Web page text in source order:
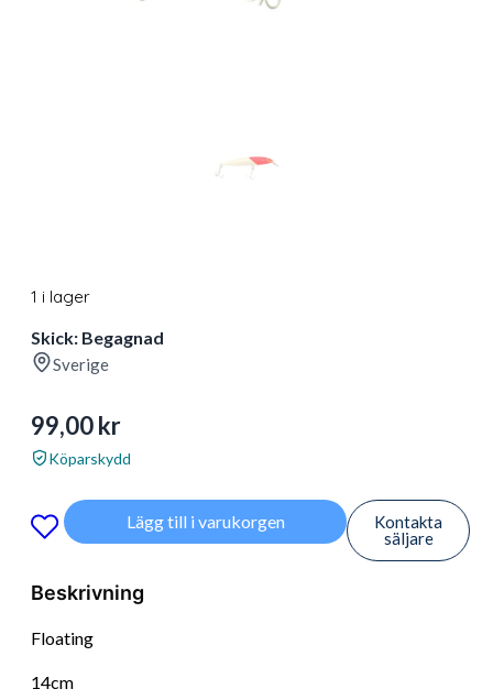
1 i lager
Skick: Begagnad
Sverige
99,00kr
Köparskydd
Lägg till i varukorgen
Kontakta
säljare
Beskrivning
Floating
14cm